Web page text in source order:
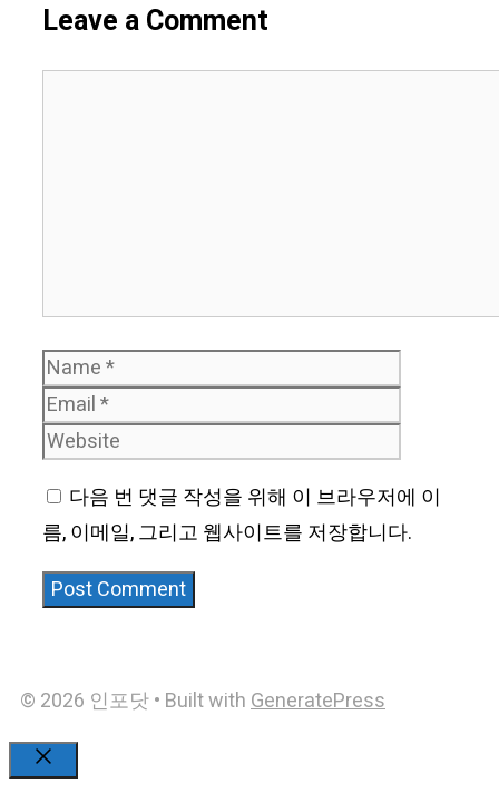
Leave a Comment
Name
다음 번 댓글 작성을 위해 이 브라우저에 이
름, 이메일, 그리고 웹사이트를 저장합니다.
© 2026 인포닷• Built withGeneratePress